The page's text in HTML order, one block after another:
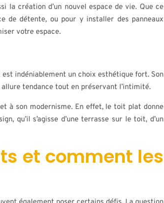
la création d’un nouvel espace de vie. Que ce
détente, ou pour y installer des panneaux
votre espace.
indéniablement un choix esthétique fort. Son
tendance tout en préservant l’intimité.
à son modernisme. En effet, le toit plat donne
qu’il s’agisse d’une terrasse sur le toit, d’un
et comment les